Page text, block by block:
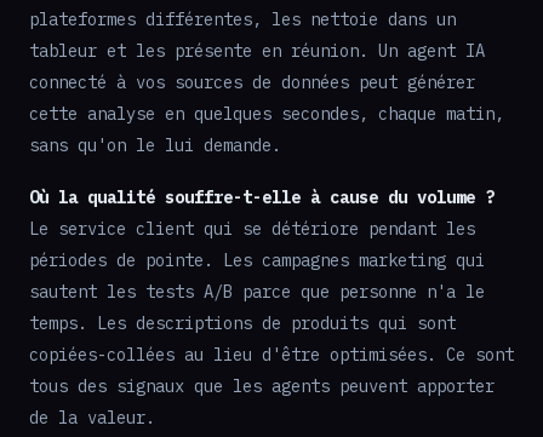
plateformes différentes, les nettoie dans un
tableur et les présente en réunion. Un agent IA
connecté à vos sources de données peut générer
cette analyse en quelques secondes, chaque matin,
sans qu'on le lui demande.
Où la qualité souffre-t-elle à cause du volume ?
Le service client qui se détériore pendant les
périodes de pointe. Les campagnes marketing qui
sautent les tests A/B parce que personne n'a le
temps. Les descriptions de produits qui sont
copiées-collées au lieu d'être optimisées. Ce sont
tous des signaux que les agents peuvent apporter
de la valeur.